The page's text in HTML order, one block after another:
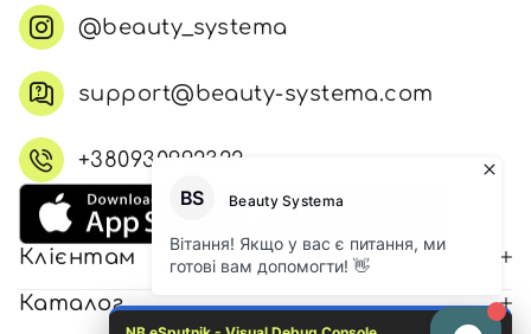
@beauty_systema
support@beauty-systema.com
+380930992322
Клієнтам
Каталог